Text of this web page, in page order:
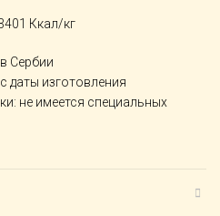
Ккал/кг
Cербии
даты изготовления
не имеется специальных